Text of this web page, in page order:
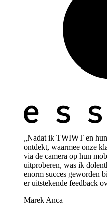
„Nadat ik TWIWT en
ontdekt, waarmee onze
via de camera op hun
uitproberen, was ik
enorm succes geworden
er uitstekende feedback
Marek Anca